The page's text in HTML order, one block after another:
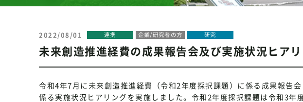
2022/08/01 連携 企業/研究者の方 研究
未来創造推進経費の成果報告会及び実施状況ヒアリ
令和4年7月に未来創造推進経費（令和2年度採択課題）に係る成果報告
係る実施状況ヒアリングを実施しました。令和2年度採択課題は令和3年